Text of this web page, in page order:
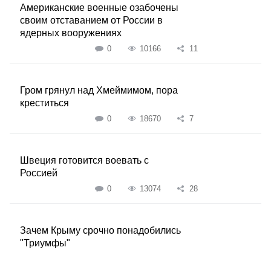
Американские военные озабочены
своим отставанием от России в
ядерных вооружениях
0 10166 11
Гром грянул над Хмеймимом, пора
креститься
0 18670 7
Швеция готовится воевать с
Россией
0 13074 28
Зачем Крыму срочно понадобились
"Триумфы"